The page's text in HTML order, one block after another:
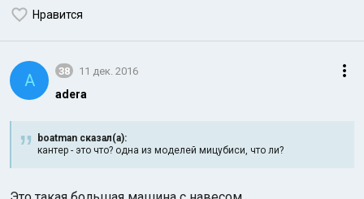
Нравится
A 38 11 дек. 2016
adera
boatman сказал(а):
кантер - это что? одна из моделей мицубиси, что ли?